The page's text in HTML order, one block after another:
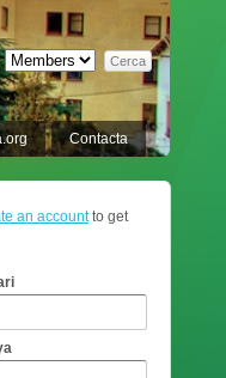
Contacta
an accountto get